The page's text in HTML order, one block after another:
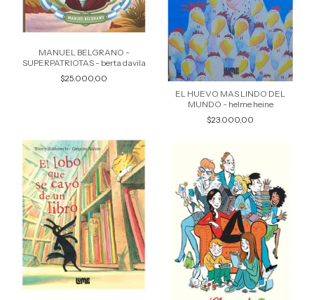
MANUEL BELGRANO -
SUPERPATRIOTAS - berta davila
$25.000,00
EL HUEVO MAS LINDO DEL
MUNDO - helme heine
$23.000,00